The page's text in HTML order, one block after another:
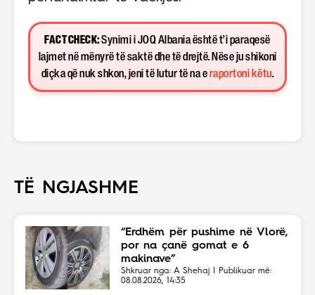
FACT CHECK:Synimi i JOQ Albania është t’i paraqesë
lajmet në mënyrë të saktë dhe të drejtë. Nëse ju shikoni
diçka që nuk shkon, jeni të lutur të na e raportoni këtu.
TË NGJASHME
“Erdhëm për pushime në Vlorë,
por na çanë gomat e 6
makinave”
Shkruar nga: A Shehaj | Publikuar më:
08.08.2026, 14:35